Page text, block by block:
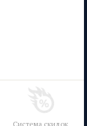
Система скидок